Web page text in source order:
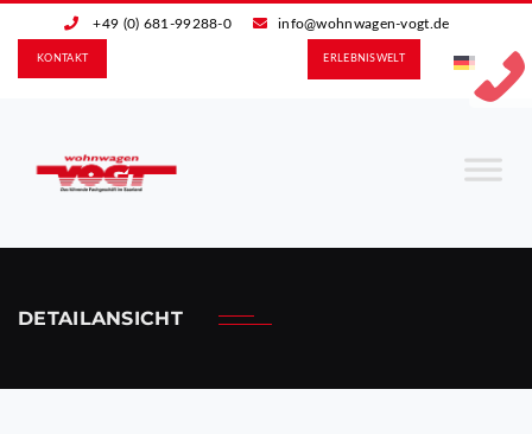
+49 (0) 681-99288-0 info@wohnwagen-vogt.de
ERLEBNIS­WELT
KONTAKT
DETAILANSICHT